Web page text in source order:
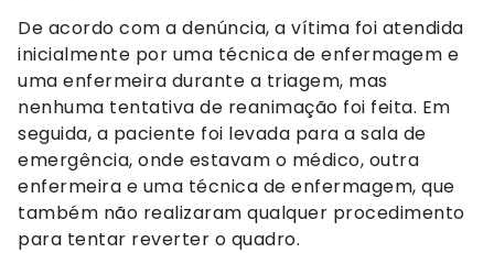
De acordo com a denúncia, a vítima foi atendida
inicialmente por uma técnica de enfermagem e
uma enfermeira durante a triagem, mas
nenhuma tentativa de reanimação foi feita. Em
seguida, a paciente foi levada para a sala de
emergência, onde estavam o médico, outra
enfermeira e uma técnica de enfermagem, que
também não realizaram qualquer procedimento
para tentar reverter o quadro.